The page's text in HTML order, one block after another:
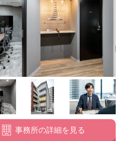
事務所の詳細を見る